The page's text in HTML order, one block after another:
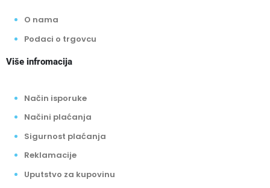
O nama
Podaci o trgovcu
Više infromacija
Način isporuke
Načini plaćanja
Sigurnost plaćanja
Reklamacije
Uputstvo za kupovinu